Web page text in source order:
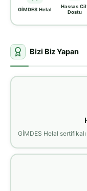
GİMDES Helal
Hassas
Dostu
Bizi Biz Yapan
GİMDES Helal